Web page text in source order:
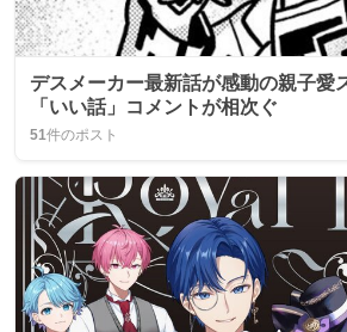
デスメーカー最新話が感動の親子
「いい話」コメントが相次ぐ
51件のポスト